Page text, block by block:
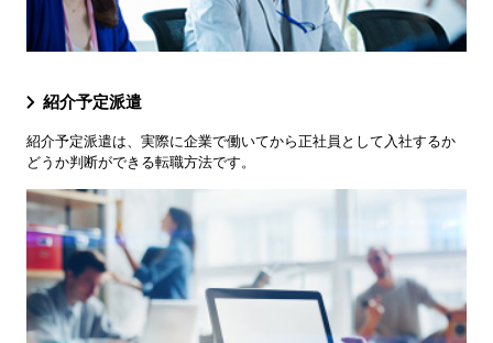
紹介予定派遣
紹介予定派遣は、実際に企業で働いてから正社員として入社するか
どうか判断ができる転職方法です。